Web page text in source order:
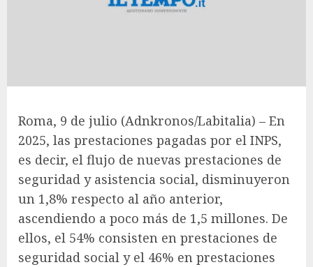
Roma, 9 de julio (Adnkronos/Labitalia) – En
2025, las prestaciones pagadas por el INPS,
es decir, el flujo de nuevas prestaciones de
seguridad y asistencia social, disminuyeron
un 1,8% respecto al año anterior,
ascendiendo a poco más de 1,5 millones. De
ellos, el 54% consisten en prestaciones de
seguridad social y el 46% en prestaciones